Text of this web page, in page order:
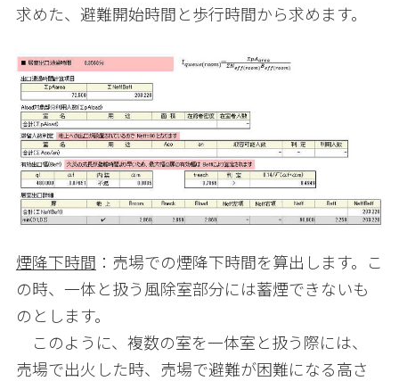
求めた、避難開始時間と歩行時間から求めます。
煙降下時間 ：売場での煙降下時間を算出します。こ
の時、一体と扱う風除室部分には蓄煙できないも
のとします。
このように、複数の室を一体室と扱う際には、
売場で出火した時、売場で避難が困難になる高さ